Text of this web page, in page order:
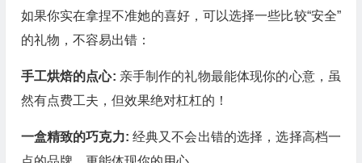
如果你实在拿捏不准她的喜好，可以选择一些比较“安全”
的礼物，不容易出错：
手工烘焙的点心: 亲手制作的礼物最能体现你的心意，虽
然有点费工夫，但效果绝对杠杠的！
一盒精致的巧克力: 经典又不会出错的选择，选择高档一